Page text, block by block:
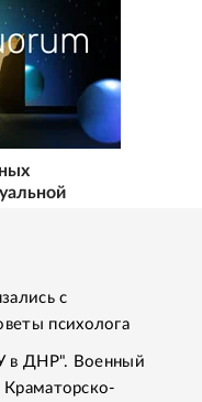
с
психолога
в ДНР". Военный